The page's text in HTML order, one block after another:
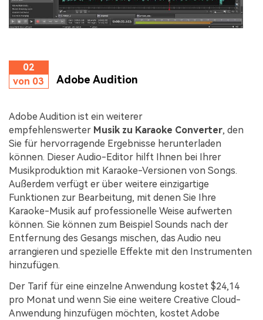
02
von 03
Adobe Audition
Adobe Audition ist ein weiterer
empfehlenswerter Musik zu Karaoke Converter, den
Sie für hervorragende Ergebnisse herunterladen
können. Dieser Audio-Editor hilft Ihnen bei Ihrer
Musikproduktion mit Karaoke-Versionen von Songs.
Außerdem verfügt er über weitere einzigartige
Funktionen zur Bearbeitung, mit denen Sie Ihre
Karaoke-Musik auf professionelle Weise aufwerten
können. Sie können zum Beispiel Sounds nach der
Entfernung des Gesangs mischen, das Audio neu
arrangieren und spezielle Effekte mit den Instrumenten
hinzufügen.
Der Tarif für eine einzelne Anwendung kostet $24,14
pro Monat und wenn Sie eine weitere Creative Cloud-
Anwendung hinzufügen möchten, kostet Adobe